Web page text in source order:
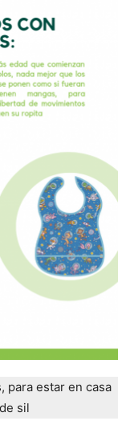
para estar en casa
sil